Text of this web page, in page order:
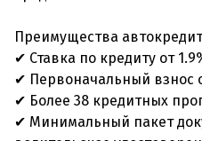
Преимущества
✔ Ставка по кредиту от
✔ Первоначальный взнос
✔ Более 38 кредитных
✔ Минимальный пакет